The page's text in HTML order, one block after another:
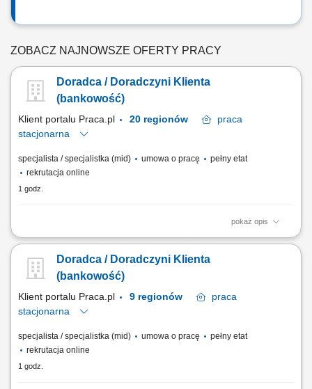
ZOBACZ NAJNOWSZE OFERTY PRACY
Doradca / Doradczyni Klienta
(bankowość)
Klient portalu Praca.pl
praca
stacjonarna
specjalista / specjalistka (mid) umowa o pracę
pełny etat
rekrutacja online
1 godz.
pokaż opis
obsługa klientów; utrzymywanie dobrych relacji z klientami; realizacja
firm;
Doradca / Doradczyni Klienta
(bankowość)
Klient portalu Praca.pl
praca
stacjonarna
specjalista / specjalistka (mid) umowa o pracę
pełny etat
rekrutacja online
1 godz.